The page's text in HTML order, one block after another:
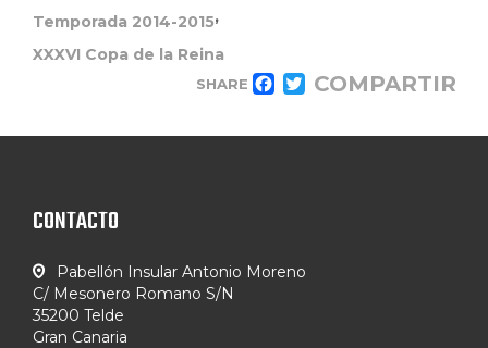
Temporada 2014-2015,
XXXVI Copa de la Reina
SHARE FACEBOOK
TWITTER
COMPARTIR
CONTACTO
Pabellón Insular Antonio Moreno
C/ Mesonero Romano S/N
35200 Telde
Gran Canaria